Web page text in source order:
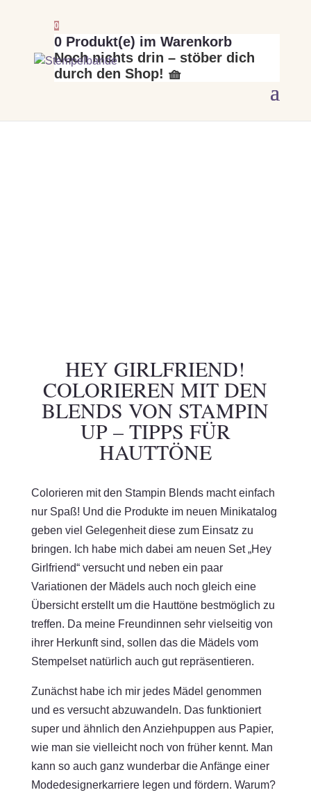
0
0 Produkt(e) im Warenkorb
Noch nichts drin – stöber dich
durch den Shop! 🧺
HEY GIRLFRIEND!
COLORIEREN MIT DEN
BLENDS VON STAMPIN
UP – TIPPS FÜR
HAUTTÖNE
Colorieren mit den Stampin Blends macht einfach
nur Spaß! Und die Produkte im neuen Minikatalog
geben viel Gelegenheit diese zum Einsatz zu
bringen. Ich habe mich dabei am neuen Set „Hey
Girlfriend“ versucht und neben ein paar
Variationen der Mädels auch noch gleich eine
Übersicht erstellt um die Hauttöne bestmöglich zu
treffen. Da meine Freundinnen sehr vielseitig von
ihrer Herkunft sind, sollen das die Mädels vom
Stempelset natürlich auch gut repräsentieren.
Zunächst habe ich mir jedes Mädel genommen
und es versucht abzuwandeln. Das funktioniert
super und ähnlich den Anziehpuppen aus Papier,
wie man sie vielleicht noch von früher kennt. Man
kann so auch ganz wunderbar die Anfänge einer
Modedesignerkarriere legen und fördern. Warum?